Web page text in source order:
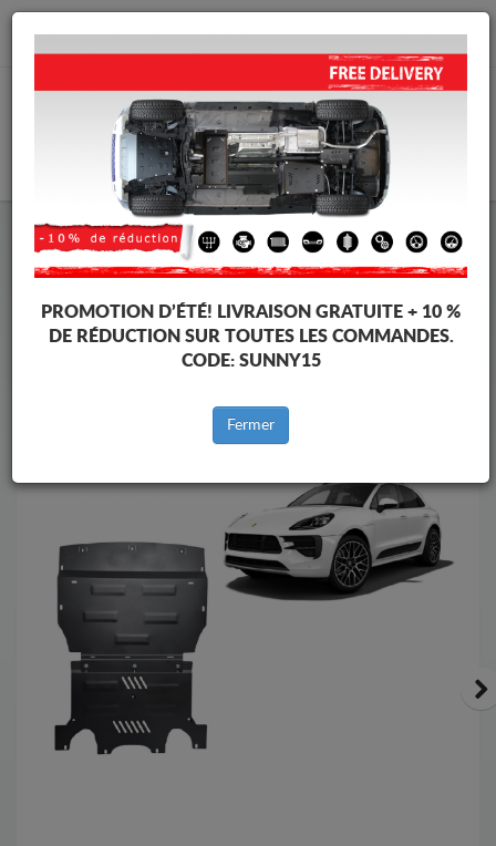
info@cachesousmoteur.fr
Cache Sous Moteur Porsche
Cache Sous Moteur Porsche Macan
Marques
PROMOTION D’ÉTÉ! LIVRAISON GRATUITE + 10 %
DE RÉDUCTION SUR TOUTES LES COMMANDES.
CODE: SUNNY15
Fermer